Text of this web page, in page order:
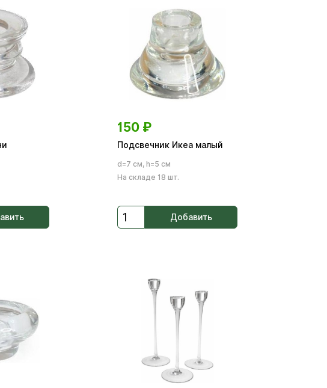
150 ₽
Подсвечник Икеа малый
d=7 см, h=5 см
На складе 18 шт.
Добавить